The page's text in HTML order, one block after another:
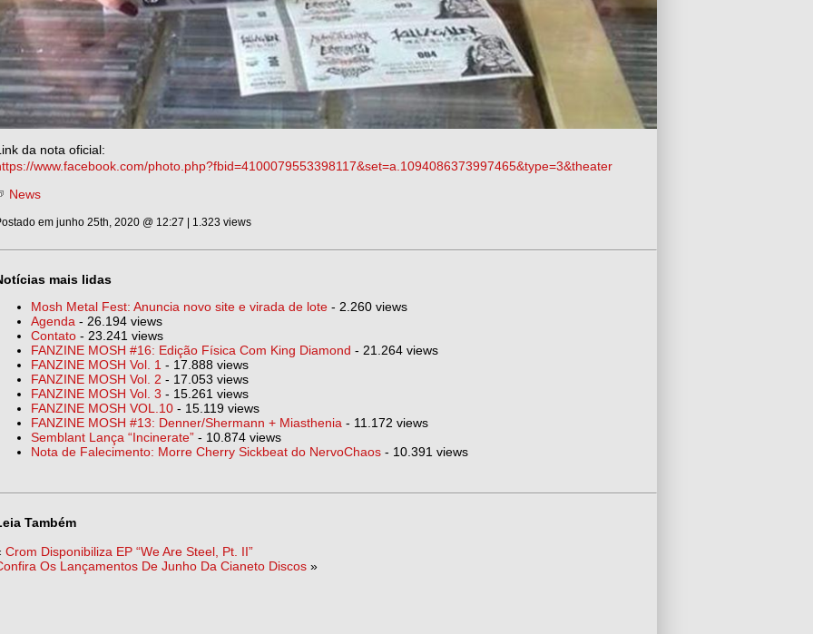
da nota oficial:
www.facebook.com/photo.php?fbid=4100079553398117&set=a.1094086373997465&type=3&theater
News
em junho 25th, 2020 @ 12:27 | 1.323 views
mais lidas
Mosh Metal Fest: Anuncia novo site e virada de lote - 2.260 views
Agenda - 26.194 views
Contato - 23.241 views
FANZINE MOSH #16: Edição Física Com King Diamond - 21.264 views
FANZINE MOSH Vol. 1 - 17.888 views
FANZINE MOSH Vol. 2 - 17.053 views
FANZINE MOSH Vol. 3 - 15.261 views
FANZINE MOSH VOL.10 - 15.119 views
FANZINE MOSH #13: Denner/Shermann + Miasthenia - 11.172 views
Semblant Lança “Incinerate” - 10.874 views
Nota de Falecimento: Morre Cherry Sickbeat do NervoChaos - 10.391 views
Também
Crom Disponibiliza EP “We Are Steel, Pt. II”
Os Lançamentos De Junho Da Cianeto Discos »